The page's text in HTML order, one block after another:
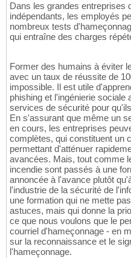
Dans les grandes entreprises
indépendants, les employés
nombreux tests
qui entraîne des charges
Former des humains à éviter
avec un taux de réussite de
impossible. Il est utile
phishing et l'ingénierie sociale
services de sécurité pour
En s'assurant que même un
en cours, les entreprises
complètes, qui constituent un
permettant d'atténuer
avancées. Mais, tout comme
incendie sont passés à une
annoncée à l'avance plutôt
l'industrie de la sécurité de
une formation qui ne mette
astuces, mais qui donne la
ce que nous voulons que le
courriel d'hameçonnage - en
sur la reconnaissance et le
l'hameçonnage.